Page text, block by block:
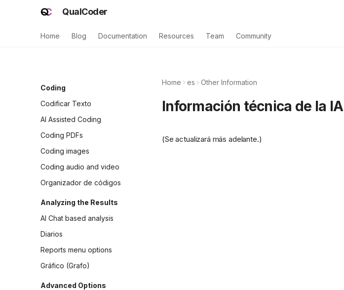
QualCoder
Home Blog Documentation Resources Team Community
Creación de un nuevo
Manage Files
Coding
Codificar Texto
AI Assisted Coding
Coding PDFs
Coding images
Coding audio and video
Organizador de códigos
Analyzing the Results
AI Chat based analysis
Diarios
Reports menu options
Gráfico (Grafo)
Advanced Options
Home es Other Information
Información técnica de la IA
(Se actualizará más adelante.)